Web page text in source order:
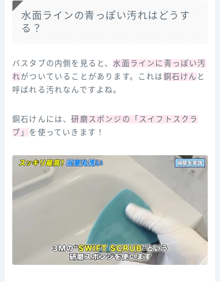
水面ラインの青っぽい汚れはどうす
る？
バスタブの内側を見ると、水面ラインに青っぽい汚
れがついていることがあります。これは銅石けん と
呼ばれる汚れなんですよね。
銅石けんには、研磨スポンジの「スイフトスクラ
ブ」 を使っていきます！